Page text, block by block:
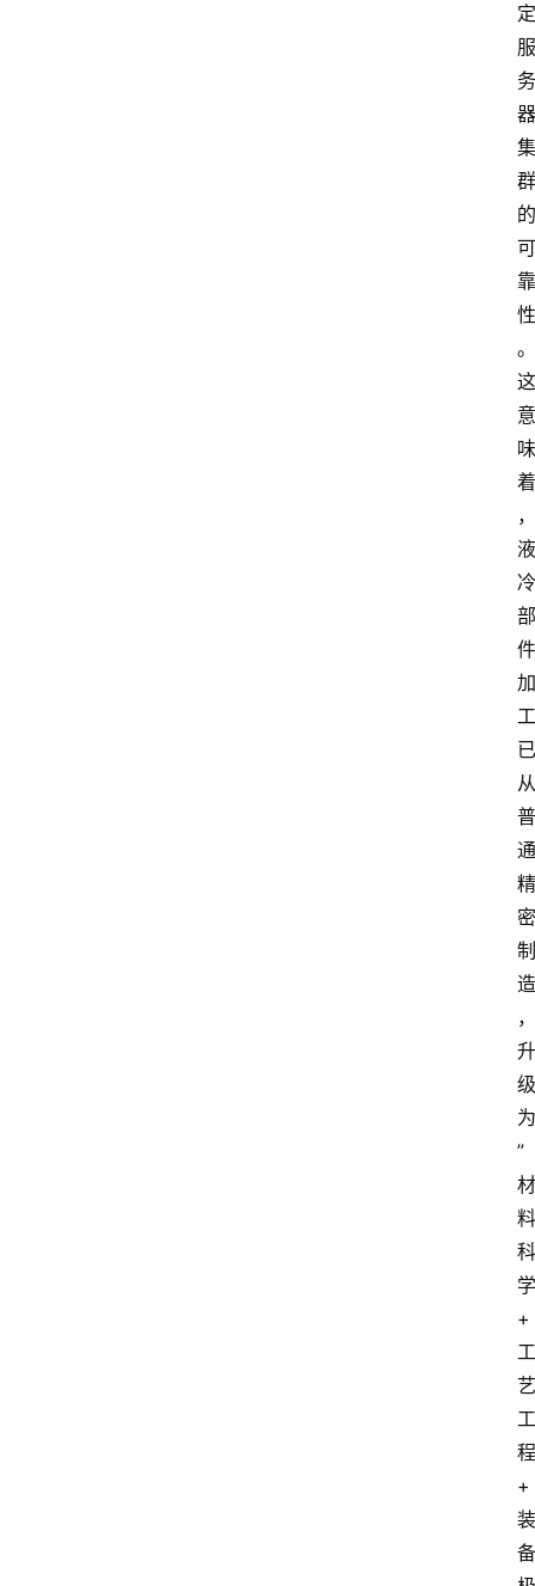
定
服
务
器
集
群
的
可
靠
性
。
这
意
味
着
，
液
冷
部
件
加
工
已
从
普
通
精
密
制
造
，
升
级
为
”
材
料
科
学
+
工
艺
工
程
+
装
备